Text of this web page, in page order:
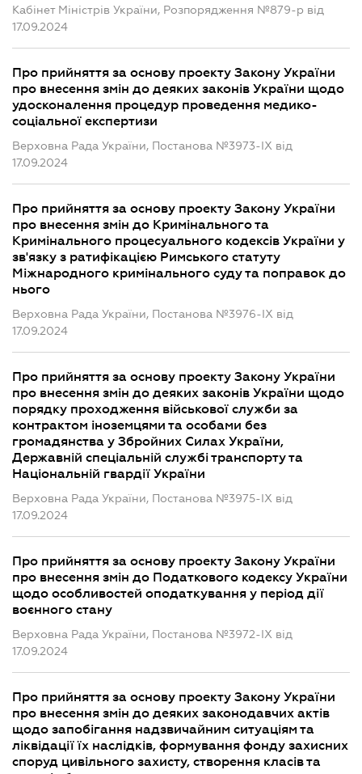
Кабінет Міністрів України, Розпорядження №879-р від
17.09.2024
Про прийняття за основу проекту Закону України
про внесення змін до деяких законів України щодо
удосконалення процедур проведення медико-
соціальної експертизи
Верховна Рада України, Постанова №3973-IX від
17.09.2024
Про прийняття за основу проекту Закону України
про внесення змін до Кримінального та
Кримінального процесуального кодексів України у
зв'язку з ратифікацією Римського статуту
Міжнародного кримінального суду та поправок до
нього
Верховна Рада України, Постанова №3976-IX від
17.09.2024
Про прийняття за основу проекту Закону України
про внесення змін до деяких законів України щодо
порядку проходження військової служби за
контрактом іноземцями та особами без
громадянства у Збройних Силах України,
Державній спеціальній службі транспорту та
Національній гвардії України
Верховна Рада України, Постанова №3975-IX від
17.09.2024
Про прийняття за основу проекту Закону України
про внесення змін до Податкового кодексу України
щодо особливостей оподаткування у період дії
воєнного стану
Верховна Рада України, Постанова №3972-IX від
17.09.2024
Про прийняття за основу проекту Закону України
про внесення змін до деяких законодавчих актів
щодо запобігання надзвичайним ситуаціям та
ліквідації їх наслідків, формування фонду захисних
споруд цивільного захисту, створення класів та